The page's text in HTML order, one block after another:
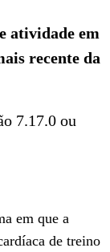
atividade em
recente da
7.17.0 ou
em que a
de treino